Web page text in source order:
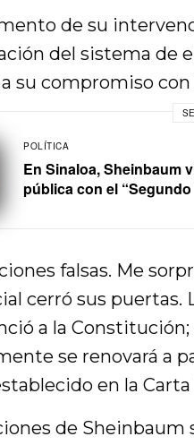
de su
del sistema de
su compromiso
POLÍTICA
En Sinaloa, Sheinbaum
pública con el
falsas. Me
cerró sus
a la
se renovará a
en la Carta
de